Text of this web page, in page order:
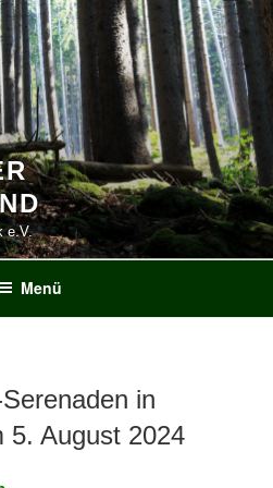
e.V.
Menü
in
5. August 2024